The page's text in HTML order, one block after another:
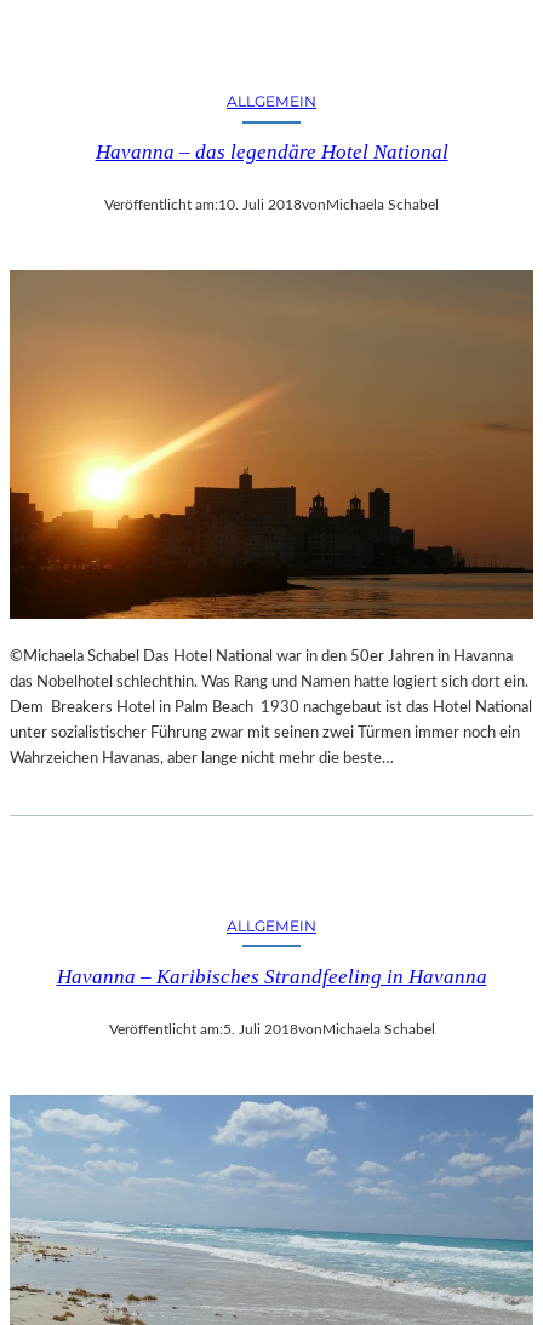
ALLGEMEIN
Havanna – das legendäre Hotel National
Veröffentlicht am:10. Juli 2018von Michaela Schabel
©Michaela Schabel Das Hotel National war in den 50er Jahren in Havanna
das Nobelhotel schlechthin. Was Rang und Namen hatte logiert sich dort ein.
Dem Breakers Hotel in Palm Beach 1930 nachgebaut ist das Hotel National
unter sozialistischer Führung zwar mit seinen zwei Türmen immer noch ein
Wahrzeichen Havanas, aber lange nicht mehr die beste…
ALLGEMEIN
Havanna – Karibisches Strandfeeling in Havanna
Veröffentlicht am:5. Juli 2018vonMichaela Schabel